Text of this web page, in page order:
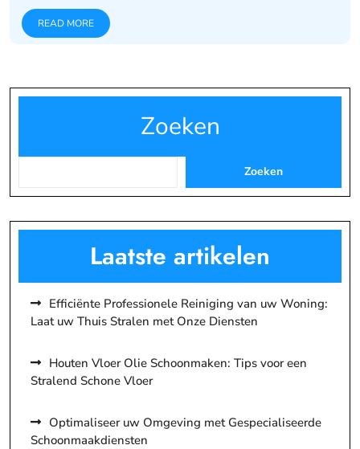
READ MORE
Zoeken
Zoeken
Laatste artikelen
Efficiënte Professionele Reiniging van uw Woning:
Laat uw Thuis Stralen met Onze Diensten
Houten Vloer Olie Schoonmaken: Tips voor een
Stralend Schone Vloer
Optimaliseer uw Omgeving met Gespecialiseerde
Schoonmaakdiensten